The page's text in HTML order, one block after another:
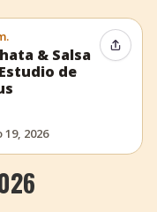
& Salsa
de
2026